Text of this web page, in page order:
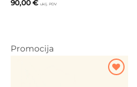
90,00 € uklj. PDV
Promocija